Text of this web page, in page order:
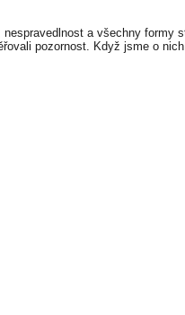
nespravedlnost a všechny formy
pozornost. Když jsme o